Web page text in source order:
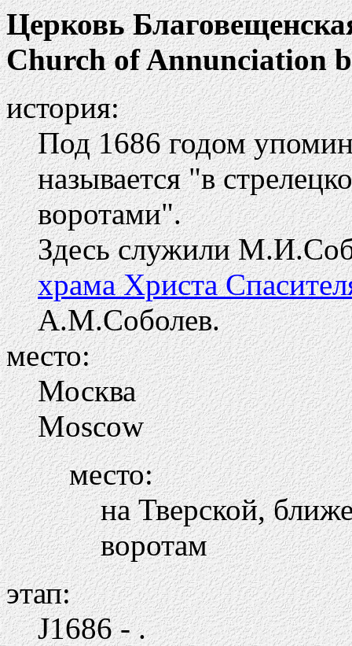
Церковь
Church of Annunciation
история:
Под 1686 годом
называется "в
воротами".
Здесь служили
храма Христа
А.М.Соболев.
место:
Москва
Moscow
место:
на Тверской,
воротам
этап:
Ј1686 - .